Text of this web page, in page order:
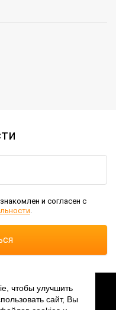
и согласен с
.
чтобы улучшить
сайт, Вы